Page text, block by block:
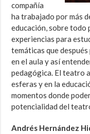
compañía
ha trabajado por más
educación, sobre todo
experiencias para
temáticas que
en el aula y así
pedagógica. El teatro
esferas y en la
momentos donde
potencialidad del
Andrés Hernández